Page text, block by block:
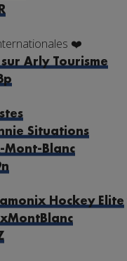
❤️
sur Arly Tourisme
Situations
Mont-Blanc
Hockey Elite